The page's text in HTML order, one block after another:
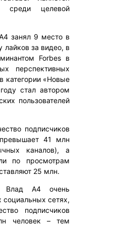
среди целевой
занял 9 место в
лайков за видео, в
Forbes в
перспективных
категории «Новые
стал автором
пользователей
подписчиков
41 млн
каналов), а
по просмотрам
25 млн.
Влад А4 очень
социальных сетях,
подписчиков
человек – тем